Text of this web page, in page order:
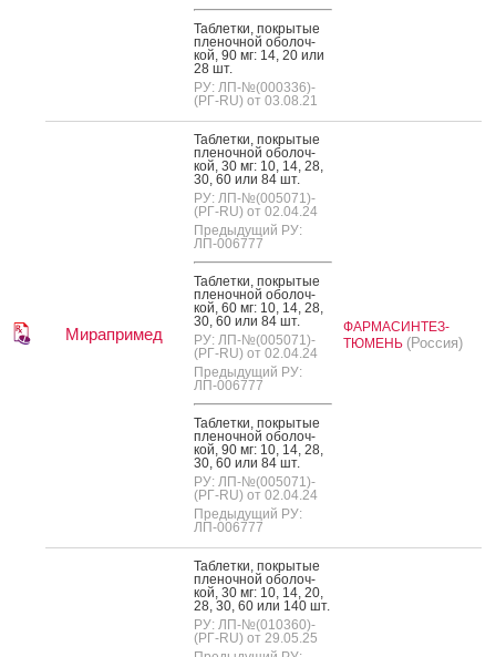
Таб­летки, пок­ры­тые
пле­ноч­ной обо­лоч­
кой, 90 мг: 14, 20 или
28 шт.
РУ: ЛП-№(000336)-
(РГ-RU) от 03.08.21
Мирапримед
Таб­летки, пок­ры­тые
пле­ноч­ной обо­лоч­
кой, 30 мг: 10, 14, 28,
30, 60 или 84 шт.
РУ: ЛП-№(005071)-
(РГ-RU) от 02.04.24
Предыдущий РУ:
ЛП-006777
Таб­летки, пок­ры­тые
пле­ноч­ной обо­лоч­
кой, 60 мг: 10, 14, 28,
30, 60 или 84 шт.
РУ: ЛП-№(005071)-
(РГ-RU) от 02.04.24
Предыдущий РУ:
ЛП-006777
Таб­летки, пок­ры­тые
пле­ноч­ной обо­лоч­
кой, 90 мг: 10, 14, 28,
30, 60 или 84 шт.
РУ: ЛП-№(005071)-
(РГ-RU) от 02.04.24
Предыдущий РУ:
ЛП-006777
ФАРМАСИНТЕЗ-
ТЮМЕНЬ (Россия)
Таб­летки, пок­ры­тые
пле­ноч­ной обо­лоч­
кой, 30 мг: 10, 14, 20,
28, 30, 60 или 140 шт.
РУ: ЛП-№(010360)-
(РГ-RU) от 29.05.25